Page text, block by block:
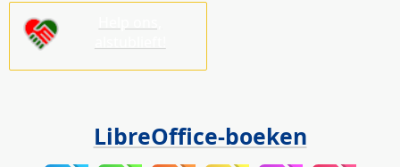
LibreOffice-boeken